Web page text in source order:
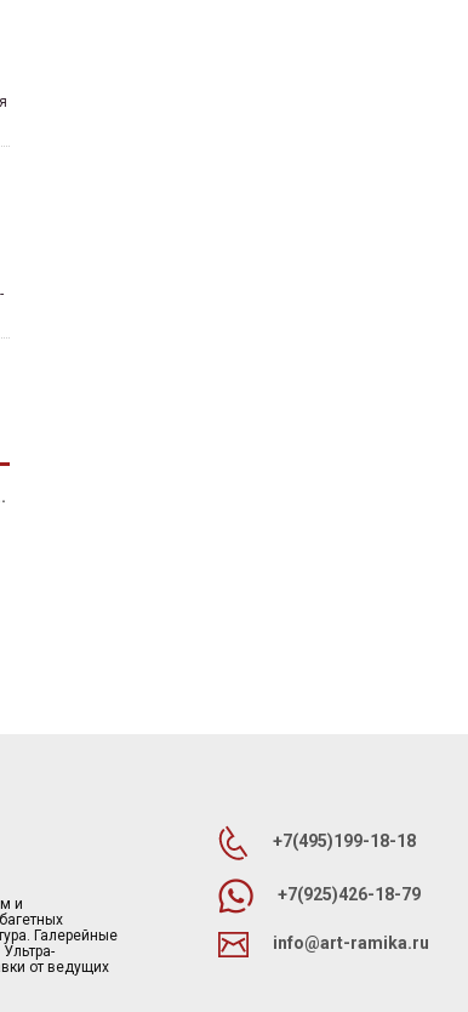
и
Галерейные
от ведущих
+7(495)199-18-18
+7(925)426-18-79
info@art-ramika.ru